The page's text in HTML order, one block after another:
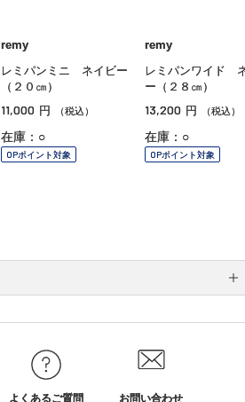
remy
レミパンミニ ネイビー
（２０㎝）
11,000 円 （税込）
在庫：○
OPポイント対象
remy
レミパンワイド
ー（２８㎝）
13,200 円 （税込）
在庫：○
OPポイント対象
よくあるご質問 お問い合わせ